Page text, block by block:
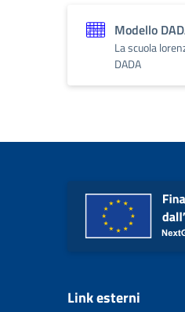
Modello
La scuola
DADA
Link esterni